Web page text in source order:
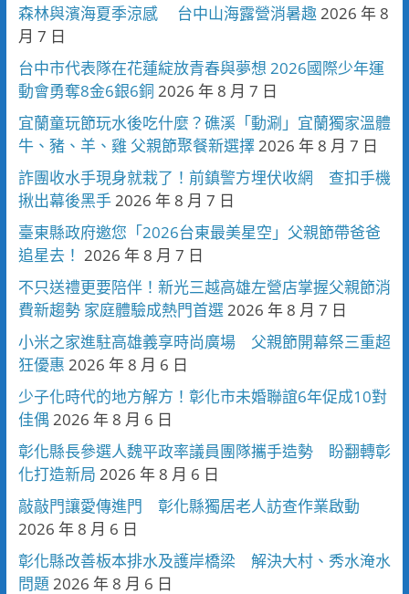
森林與濱海夏季涼感 台中山海露營消暑趣 2026 年 8
月 7 日
台中市代表隊在花蓮綻放青春與夢想 2026國際少年運
動會勇奪8金6銀6銅 2026 年 8 月 7 日
宜蘭童玩節玩水後吃什麼？礁溪「動涮」宜蘭獨家溫體
牛、豬、羊、雞 父親節聚餐新選擇 2026 年 8 月 7 日
詐團收水手現身就栽了！前鎮警方埋伏收網 查扣手機
揪出幕後黑手 2026 年 8 月 7 日
臺東縣政府邀您「2026台東最美星空」父親節帶爸爸
追星去！ 2026 年 8 月 7 日
不只送禮更要陪伴！新光三越高雄左營店掌握父親節消
費新趨勢 家庭體驗成熱門首選 2026 年 8 月 7 日
小米之家進駐高雄義享時尚廣場 父親節開幕祭三重超
狂優惠 2026 年 8 月 6 日
少子化時代的地方解方！彰化市未婚聯誼6年促成10對
佳偶 2026 年 8 月 6 日
彰化縣長參選人魏平政率議員團隊攜手造勢 盼翻轉彰
化打造新局 2026 年 8 月 6 日
敲敲門讓愛傳進門 彰化縣獨居老人訪查作業啟動
2026 年 8 月 6 日
彰化縣改善板本排水及護岸橋梁 解決大村、秀水淹水
問題 2026 年 8 月 6 日